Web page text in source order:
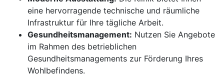
eine hervorragende technische und räumliche
Infrastruktur für Ihre tägliche Arbeit.
Gesundheitsmanagement: Nutzen Sie Angebote
im Rahmen des betrieblichen
Gesundheitsmanagements zur Förderung Ihres
Wohlbefindens.